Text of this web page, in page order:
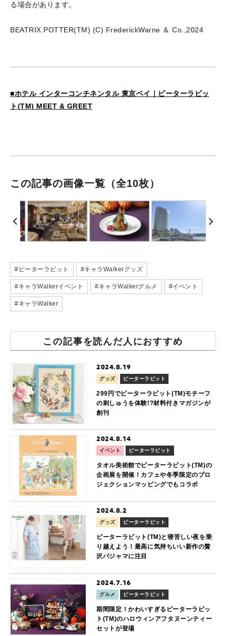
る場合があります。
BEATRIX POTTER(TM) (C) FrederickWarne ＆ Co.,2024
■ホテル インターコンチネンタル 東京ベイ｜ピーターラビッ
ト(TM) MEET & GREET
この記事の画像一覧 （全10枚）
#ピーターラビット #キャラWalkerグッズ
#キャラWalkerイベント #キャラWalkerグルメ #イベント
#キャラWalker
この記事を読んだ人におすすめ
2024.8.19
グッズ ピーターラビット
299円でピーターラビット(TM)モチーフ
の刺しゅうを体験!?材料付きマガジンが
創刊
2024.8.14
イベント ピーターラビット
タオル美術館でピーターラビット(TM)の
企画展を開催！カフェや冬季限定のプロ
ジェクションマッピングでもコラボ
2024.8.2
グッズ ピーターラビット
ピーターラビット(TM)と寝苦しい夜を乗
り越えよう！最高に気持ちいい新作の贅
沢パジャマに注目
2024.7.16
グルメ ピーターラビット
期間限定！かわいすぎるピーターラビッ
ト(TM)のハロウィンアフタヌーンティー
セットが登場